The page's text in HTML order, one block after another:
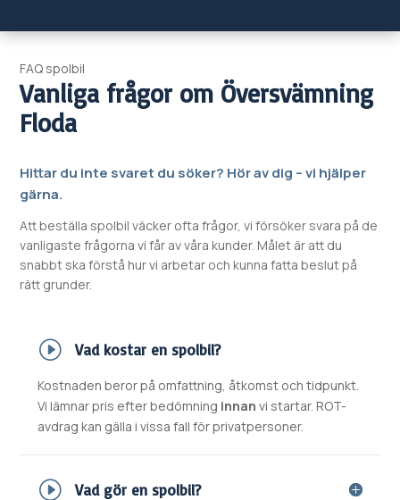
FAQ spolbil
Vanliga frågor om Översvämning
Floda
Hittar du inte svaret du söker? Hör av dig – vi hjälper
gärna.
Att beställa spolbil väcker ofta frågor, vi försöker svara på de
vanligaste frågorna vi får av våra kunder. Målet är att du
snabbt ska förstå hur vi arbetar och kunna fatta beslut på
rätt grunder.
Vad kostar en spolbil?
Kostnaden beror på omfattning, åtkomst och tidpunkt.
Vi lämnar pris efter bedömning innan vi startar. ROT-
avdrag kan gälla i vissa fall för privatpersoner.
Vad gör en spolbil?